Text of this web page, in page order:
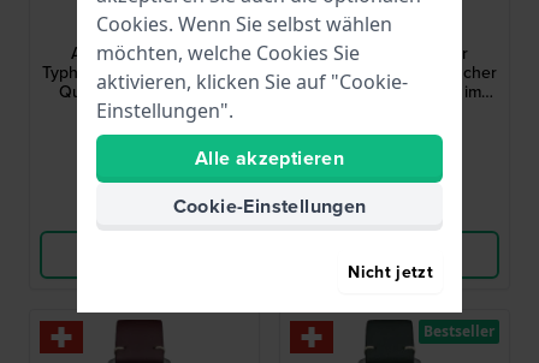
2576-2
Aviation Eurofighter
Typhoon 40 mm Deutscher
Quarz-Chronograph im
Fliegerstil mit Datum
329,00 €
Vergleichen
2576-3
Aviation Eurofighter
Typhoon 40 mm Deutscher
Quarz-Chronograph im
Vergleichen
Bestseller
Cookies. Wenn Sie selbst wählen
möchten, welche Cookies Sie
aktivieren, klicken Sie auf "Cookie-
Einstellungen".
Alle akzeptieren
Cookie-Einstellungen
Nicht jetzt